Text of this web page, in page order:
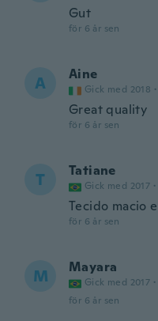
Gut
för 6 år sen
A Aine
Gick med 2018 ·
Great quality
för 6 år sen
T Tatiane
Gick med 2017 ·
Tecido macio
för 6 år sen
M Mayara
Gick med 2017 ·
för 6 år sen